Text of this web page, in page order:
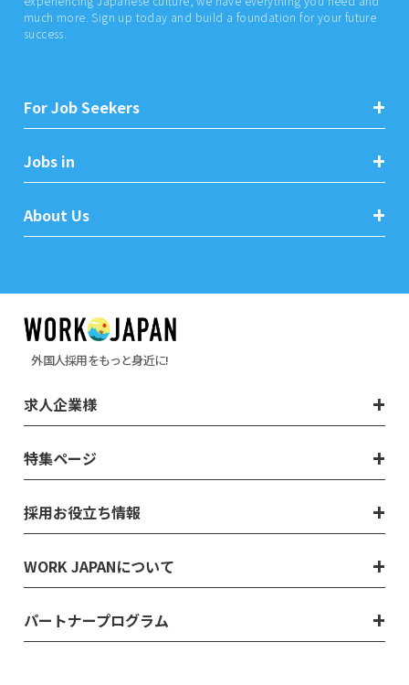
much more. Sign up today and build a foundation for your future
success.
For Job Seekers
Jobs in
About Us
外国人採用をもっと身近に!
求人企業様
特集ページ
採用お役立ち情報
WORK JAPANについて
パートナープログラム